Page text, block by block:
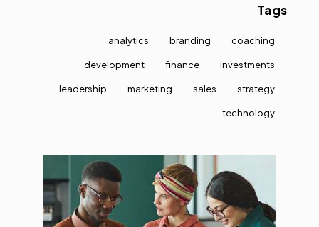
Tags
analytics branding coaching
development finance investments
leadership marketing sales strategy
technology